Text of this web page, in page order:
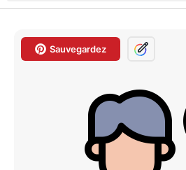
Sauvegardez